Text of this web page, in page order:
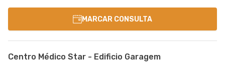
MARCAR CONSULTA
Centro Médico Star - Edificio Garagem